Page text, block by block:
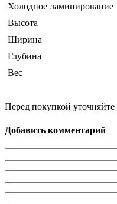
Холодное ламинирование
Высота
Ширина
Глубина
Вес
Перед покупкой
Добавить комментарий